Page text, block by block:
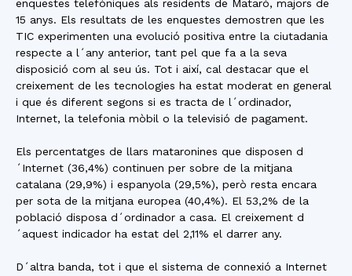
enquestes telefòniques als residents de Mataró, majors de
15 anys. Els resultats de les enquestes demostren que les
TIC experimenten una evolució positiva entre la ciutadania
respecte a l´any anterior, tant pel que fa a la seva
disposició com al seu ús. Tot i així, cal destacar que el
creixement de les tecnologies ha estat moderat en general
i que és diferent segons si es tracta de l´ordinador,
Internet, la telefonia mòbil o la televisió de pagament.
Els percentatges de llars mataronines que disposen d
´Internet (36,4%) continuen per sobre de la mitjana
catalana (29,9%) i espanyola (29,5%), però resta encara
per sota de la mitjana europea (40,4%). El 53,2% de la
població disposa d´ordinador a casa. El creixement d
´aquest indicador ha estat del 2,11% el darrer any.
D´altra banda, tot i que el sistema de connexió a Internet